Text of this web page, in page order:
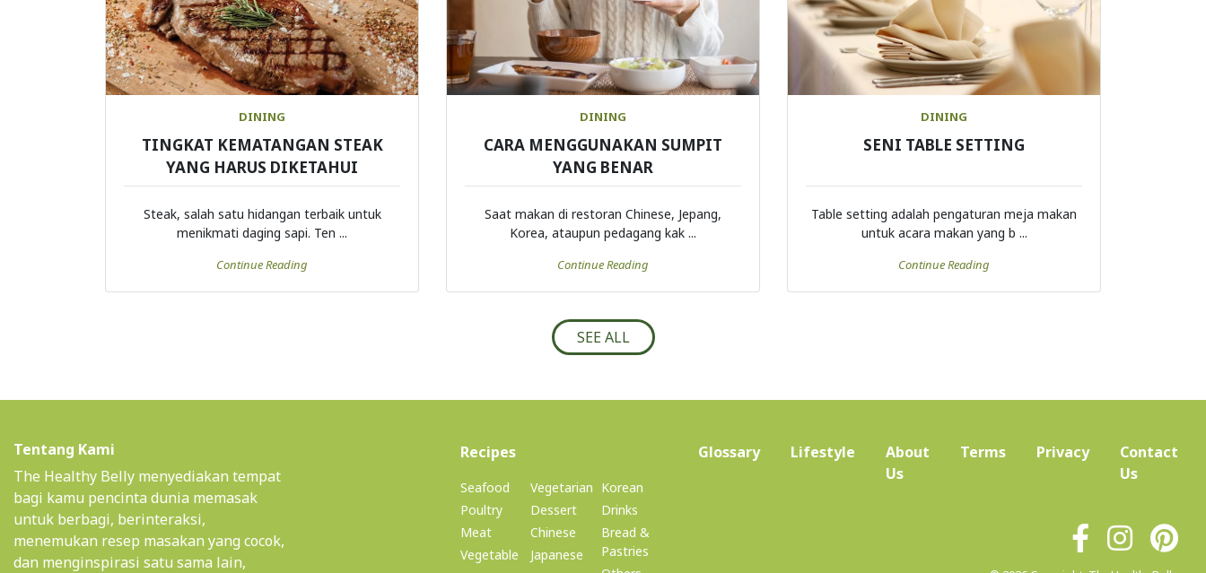
DINING
TINGKAT KEMATANGAN STEAK
YANG HARUS DIKETAHUI
Steak, salah satu hidangan terbaik untuk
menikmati daging sapi. Ten ...
Continue Reading
DINING
CARA MENGGUNAKAN SUMPIT
YANG BENAR
Saat makan di restoran Chinese, Jepang,
Korea, ataupun pedagang kak ...
Continue Reading
DINING
SENI TABLE SETTING
Table setting adalah pengaturan meja makan
untuk acara makan yang b ...
Continue Reading
SEE ALL
Tentang Kami
The Healthy Belly menyediakan tempat
bagi kamu pencinta dunia memasak
untuk berbagi, berinteraksi,
menemukan resep masakan yang cocok,
dan menginspirasi satu sama lain,
Recipes(current)
Seafood
Poultry
Meat
Vegetable
Vegetarian
Dessert
Chinese
Japanese
Korean
Drinks
Bread &
Pastries
Glossary Lifestyle
About
Us(current)
Terms Privacy
Contact
Us